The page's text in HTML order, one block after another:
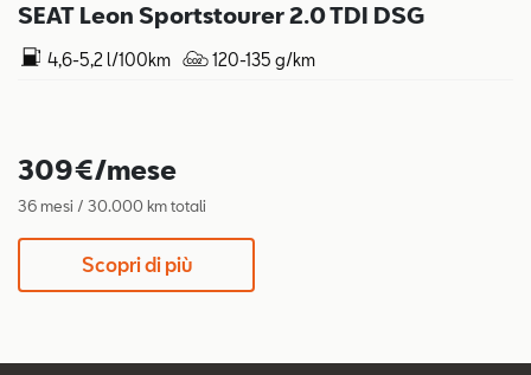
SEAT Leon Sportstourer 2.0 TDI DSG
4,6-5,2 l/100km 120-135 g/km
309€/mese
36 mesi / 30.000 km totali
Scopri di più